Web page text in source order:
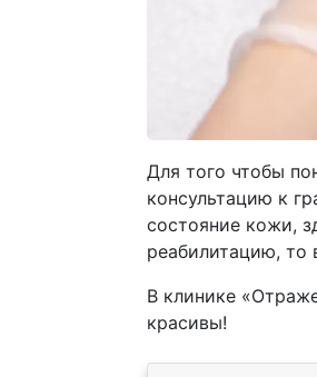
Для того чтобы
консультацию к
состояние кожи,
реабилитацию, то
В клинике
красивы!